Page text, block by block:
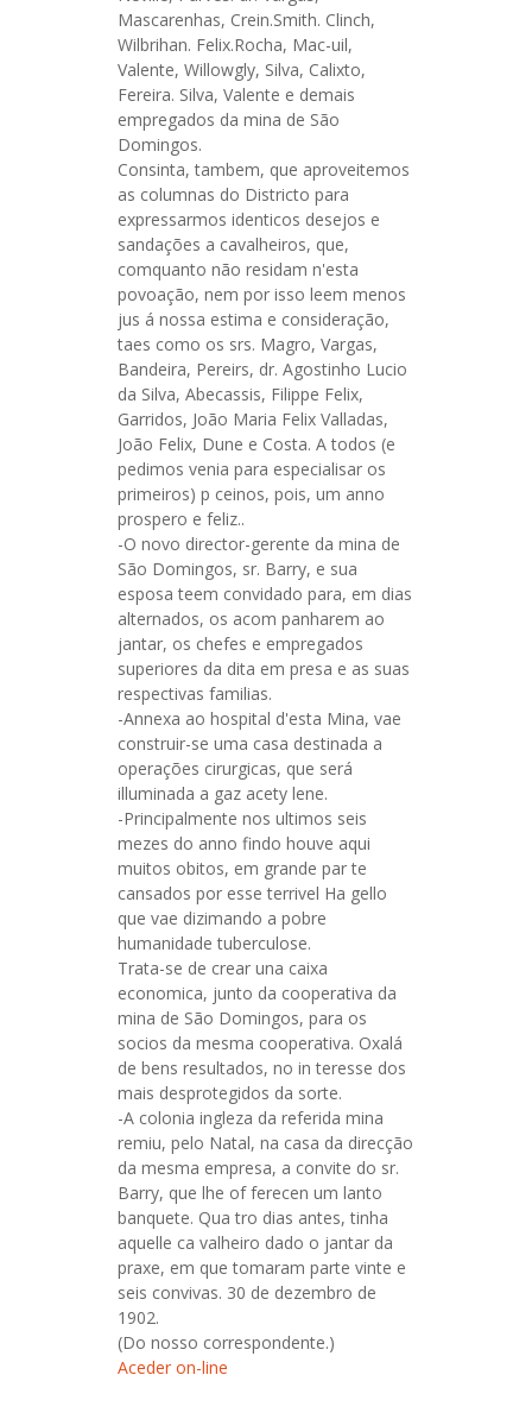
Mascarenhas, Crein.Smith. Clinch,
Wilbrihan. Felix.Rocha, Mac-uil,
Valente, Willowgly, Silva, Calixto,
Fereira. Silva, Valente e demais
empregados da mina de São
Domingos.
Consinta, tambem, que aproveitemos
as columnas do Districto para
expressarmos identicos desejos e
sandações a cavalheiros, que,
comquanto não residam n'esta
povoação, nem por isso leem menos
jus á nossa estima e consideração,
taes como os srs. Magro, Vargas,
Bandeira, Pereirs, dr. Agostinho Lucio
da Silva, Abecassis, Filippe Felix,
Garridos, João Maria Felix Valladas,
João Felix, Dune e Costa. A todos (e
pedimos venia para especialisar os
primeiros) p ceinos, pois, um anno
prospero e feliz..
-O novo director-gerente da mina de
São Domingos, sr. Barry, e sua
esposa teem convidado para, em dias
alternados, os acom panharem ao
jantar, os chefes e empregados
superiores da dita em presa e as suas
respectivas familias.
-Annexa ao hospital d'esta Mina, vae
construir-se uma casa destinada a
operações cirurgicas, que será
illuminada a gaz acety lene.
-Principalmente nos ultimos seis
mezes do anno findo houve aqui
muitos obitos, em grande par te
cansados por esse terrivel Ha gello
que vae dizimando a pobre
humanidade tuberculose.
Trata-se de crear una caixa
economica, junto da cooperativa da
mina de São Domingos, para os
socios da mesma cooperativa. Oxalá
de bens resultados, no in teresse dos
mais desprotegidos da sorte.
-A colonia ingleza da referida mina
remiu, pelo Natal, na casa da direcção
da mesma empresa, a convite do sr.
Barry, que lhe of ferecen um lanto
banquete. Qua tro dias antes, tinha
aquelle ca valheiro dado o jantar da
praxe, em que tomaram parte vinte e
seis convivas. 30 de dezembro de
1902.
(Do nosso correspondente.)
Aceder on-line